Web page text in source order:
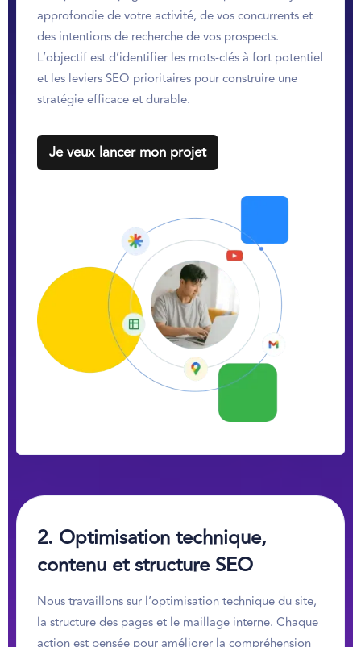
approfondie de votre activité, de vos concurrents et
des intentions de recherche de vos prospects.
L’objectif est d’identifier les mots-clés à fort potentiel
et les leviers SEO prioritaires pour construire une
stratégie efficace et durable.
Je veux lancer mon projet
2. Optimisation technique,
contenu et structure SEO
Nous travaillons sur l’optimisation technique du site,
la structure des pages et le maillage interne. Chaque